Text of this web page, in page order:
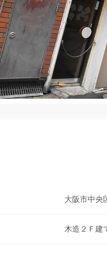
大阪市中央
木造２Ｆ建